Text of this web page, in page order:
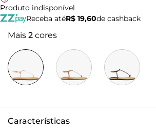
Produto indisponível
Receba atéR$ 19,60de cashback
Mais 2 cores
Características